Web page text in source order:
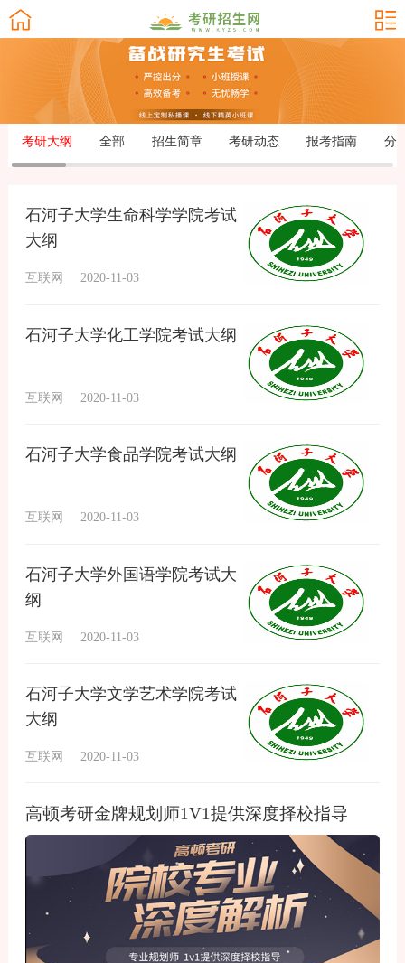
考研大纲 全部 招生简章 考研动态 报考指南 分
石河子大学生命科学学院考试
大纲
互联网 2020-11-03
石河子大学化工学院考试大纲
互联网 2020-11-03
石河子大学食品学院考试大纲
互联网 2020-11-03
石河子大学外国语学院考试大
纲
互联网 2020-11-03
石河子大学文学艺术学院考试
大纲
互联网 2020-11-03
高顿考研金牌规划师1V1提供深度择校指导